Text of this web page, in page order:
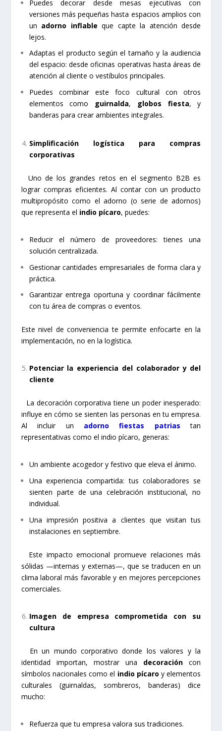
Puedes decorar desde mesas ejecutivas con
versiones más pequeñas hasta espacios amplios con
un adorno inflable que capte la atención desde
lejos.
Adaptas el producto según el tamaño y la audiencia
del espacio: desde oficinas operativas hasta áreas de
atención al cliente o vestíbulos principales.
Puedes combinar este foco cultural con otros
elementos como guirnalda, globos fiesta, y
banderas para crear ambientes integrales.
Simplificación logística para compras
corporativas
Uno de los grandes retos en el segmento B2B es
lograr compras eficientes. Al contar con un producto
multipropósito como el adorno (o serie de adornos)
que representa el indio pícaro, puedes:
Reducir el número de proveedores: tienes una
solución centralizada.
Gestionar cantidades empresariales de forma clara y
práctica.
Garantizar entrega oportuna y coordinar fácilmente
con tu área de compras o eventos.
Este nivel de conveniencia te permite enfocarte en la
implementación, no en la logística.
Potenciar la experiencia del colaborador y del
cliente
La decoración corporativa tiene un poder inesperado:
influye en cómo se sienten las personas en tu empresa.
Al incluir un adorno fiestas patrias tan
representativas como el indio pícaro, generas:
Un ambiente acogedor y festivo que eleva el ánimo.
Una experiencia compartida: tus colaboradores se
sienten parte de una celebración institucional, no
individual.
Una impresión positiva a clientes que visitan tus
instalaciones en septiembre.
Este impacto emocional promueve relaciones más
sólidas —internas y externas—, que se traducen en un
clima laboral más favorable y en mejores percepciones
comerciales.
Imagen de empresa comprometida con su
cultura
En un mundo corporativo donde los valores y la
identidad importan, mostrar una decoración con
símbolos nacionales como el indio pícaro y elementos
culturales (guirnaldas, sombreros, banderas) dice
mucho:
Refuerza que tu empresa valora sus tradiciones.